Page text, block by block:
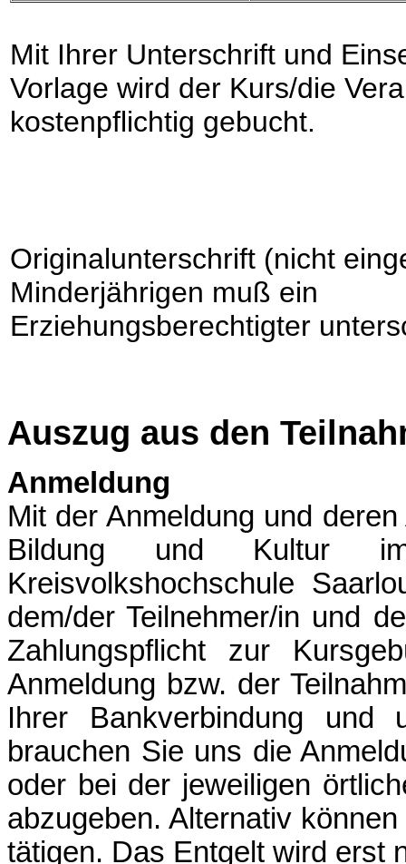
Mit Ihrer Unterschrift und
Vorlage wird der Kurs/die
kostenpflichtig gebucht.
Originalunterschrift (nicht
Minderjährigen muß ein
Erziehungsberechtigter
Auszug aus den
Anmeldung
Mit der Anmeldung und
Bildung und Kultur
Kreisvolkshochschule
dem/der Teilnehmer/in und
Zahlungspflicht zur
Anmeldung bzw. der
Ihrer Bankverbindung und
brauchen Sie uns die
oder bei der jeweiligen
abzugeben. Alternativ
tätigen. Das Entgelt wird erst